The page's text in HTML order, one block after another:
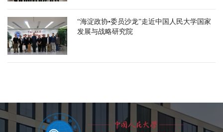
“海淀政协•委员沙龙”走近中国人民大学国家
发展与战略研究院